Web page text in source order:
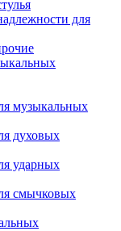
для
музыкальных
духовых
ударных
смычковых